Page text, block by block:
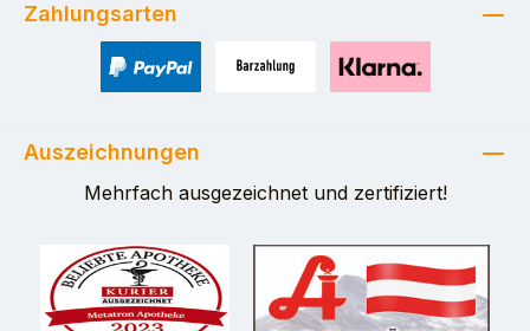
Zahlungsarten
Auszeichnungen
Mehrfach ausgezeichnet und zertifiziert!